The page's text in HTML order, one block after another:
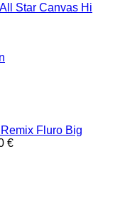
All Star Canvas Hi
Fluro Big
€